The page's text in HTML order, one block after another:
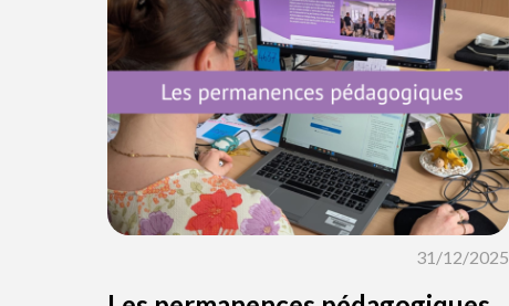
31/12/2025